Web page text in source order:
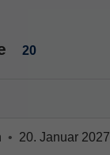
20
• 20. Januar 2027